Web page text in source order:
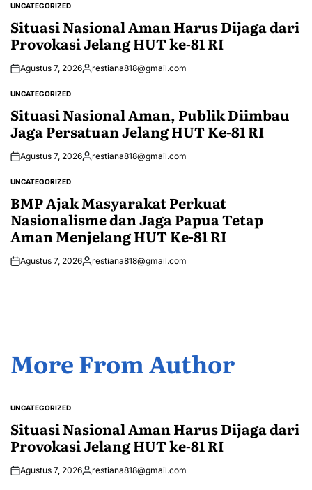
POSTED
UNCATEGORIZED
Situasi Nasional Aman Harus Dijaga dari
Provokasi Jelang HUT ke-81 RI
Agustus 7, 2026Posted
restiana818@gmail.com
POSTED
UNCATEGORIZED
Situasi Nasional Aman, Publik Diimbau
Jaga Persatuan Jelang HUT Ke-81 RI
Agustus 7, 2026Posted
restiana818@gmail.com
POSTED
UNCATEGORIZED
BMP Ajak Masyarakat Perkuat
Nasionalisme dan Jaga Papua Tetap
Aman Menjelang HUT Ke-81 RI
Agustus 7, 2026Posted
restiana818@gmail.com
More From Author
POSTED
UNCATEGORIZED
Situasi Nasional Aman Harus Dijaga dari
Provokasi Jelang HUT ke-81 RI
Agustus 7, 2026Posted
restiana818@gmail.com